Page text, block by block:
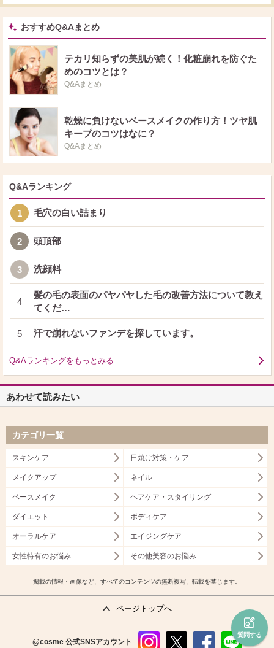
おすすめQ&Aまとめ
テカリ知らずの美肌が続く！化粧崩れを防ぐた
めのコツとは？
Q&Aまとめ
乾燥に負けないベースメイクの作り方！ツヤ肌
キープのコツはなに？
Q&Aまとめ
Q&Aランキング
1 毛穴の白い詰まり
2 頭頂部
3 洗顔料
4
髪の毛の表面のパヤパヤした毛の改善方法について教え
てくだ…
5 汗で崩れないファンデを探しています。
Q&Aランキングをもっとみる
質問する
あわせて読みたい
カテゴリ一覧
スキンケア 日焼け対策・ケア
メイクアップ ネイル
ベースメイク ヘアケア・スタイリング
ダイエット ボディケア
オーラルケア エイジングケア
女性特有のお悩み その他美容のお悩み
掲載の情報・画像など、すべてのコンテンツの無断複写、転載を禁じます。
ページトップへ
@cosme 公式SNSアカウント